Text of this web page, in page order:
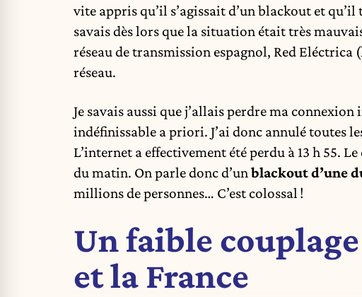
vite appris qu’il s’agissait d’un blackout et
savais dès lors que la situation était très
réseau de transmission espagnol, Red
réseau.
Je savais aussi que j’allais perdre ma
indéfinissable a priori. J’ai donc annulé toutes
L’internet a effectivement été perdu à 13 h 55.
du matin. On parle donc d’unblackout d’une
millions de personnes… C’est colossal !
Un faible
et la France